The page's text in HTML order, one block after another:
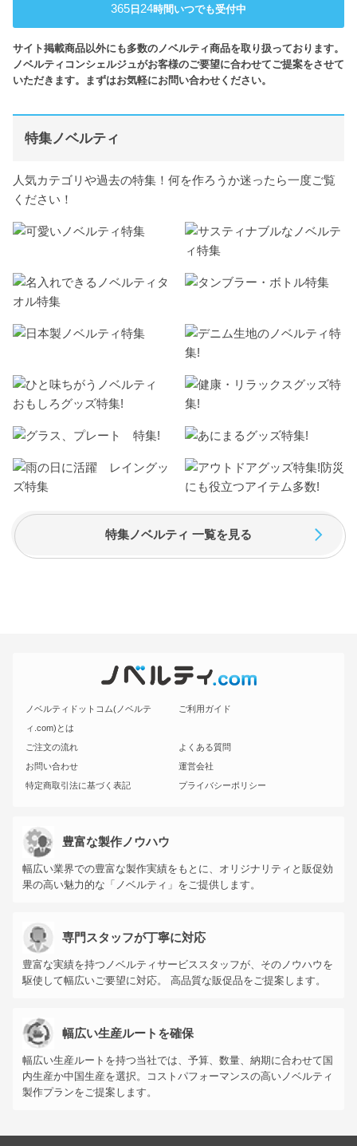
365日24時間いつでも受付中
サイト掲載商品以外にも多数のノベルティ商品を取り扱っております。
ノベルティコンシェルジュがお客様のご要望に合わせてご提案をさせて
いただきます。まずはお気軽にお問い合わせください。
特集ノベルティ
人気カテゴリや過去の特集！何を作ろうか迷ったら一度ご覧
ください！
特集ノベルティ 一覧を見る
ノベルティドットコム(ノベルテ
ィ.com)とは
ご利用ガイド
ご注文の流れ
よくある質問
お問い合わせ
運営会社
特定商取引法に基づく表記
プライバシーポリシー
豊富な製作ノウハウ
幅広い業界での豊富な製作実績をもとに、オリジナリティと販促効
果の高い魅力的な「ノベルティ」をご提供します。
専門スタッフが丁寧に対応
豊富な実績を持つノベルティサービススタッフが、そのノウハウを
駆使して幅広いご要望に対応。 高品質な販促品をご提案します。
幅広い生産ルートを確保
幅広い生産ルートを持つ当社では、予算、数量、納期に合わせて国
内生産か中国生産を選択。コストパフォーマンスの高いノベルティ
製作プランをご提案します。